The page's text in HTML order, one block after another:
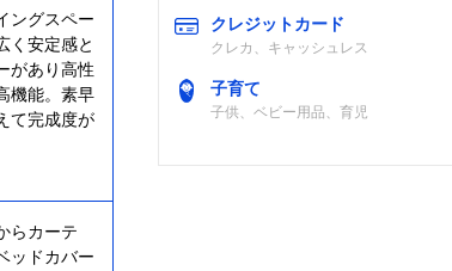
ングスペー
く安定感と
があり高性
機能。素早
て完成度が
らカーテ
ッドカバー
クレジットカード
クレカ、キャッシュレス
子育て
子供、ベビー用品、育児